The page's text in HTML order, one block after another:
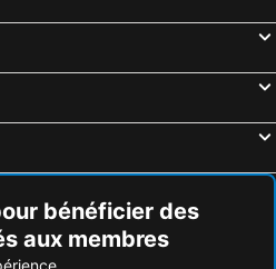
bénéficier des
aux membres